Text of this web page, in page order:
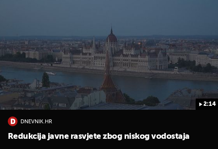
2:14
DNEVNIK.HR
Redukcija javne rasvjete zbog niskog vodostaja